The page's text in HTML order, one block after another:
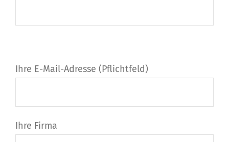
Ihre E-Mail-Adresse (Pflichtfeld)
Ihre Firma